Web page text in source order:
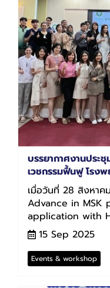
บรรยากาศงานประ
เวชกรรมฟื้นฟู โรง
เมื่อวันที่ 28 สิงหาค
Advance in MSK
application with
15 Sep 2025
Events & workshop